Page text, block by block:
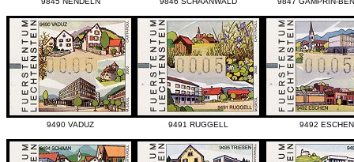
9490 VADUZ 9491 RUGGELL 9492 ESCHEN